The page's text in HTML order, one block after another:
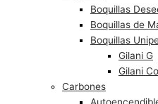
Boquillas
Boquillas de
Boquillas
Gilani G
Gilani
Carbones